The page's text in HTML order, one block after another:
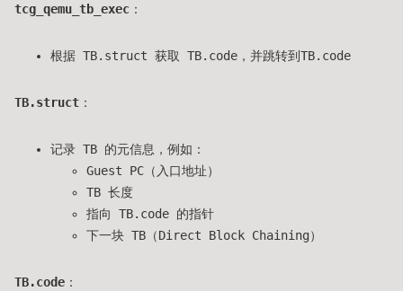
tcg_qemu_tb_exec ：
根据 TB.struct 获取 TB.code，并跳转到TB.code
TB.struct ：
记录 TB 的元信息，例如：
Guest PC（入口地址）
TB 长度
指向 TB.code 的指针
下一块 TB（Direct Block Chaining）
TB.code ：